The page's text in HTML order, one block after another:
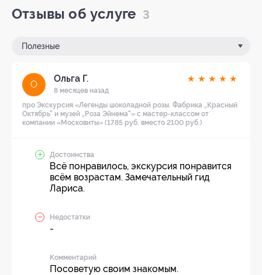
Отзывы об услуге 3
Полезные
О
Ольга Г.
8 месяцев назад
★ ★ ★ ★ ★
про Экскурсия «Легенды шоколадной розы. Фабрика „Красный
Октябрь“ и музей „Роза Эйнема“» с мастер-классом от
компании «Московиты» (1785 руб. вместо 2100 руб.)
Достоинства
Всё понравилось, экскурсия понравится
всём возрастам. Замечательный гид
Лариса.
Недостатки
-
Комментарий
Посоветую своим знакомым.